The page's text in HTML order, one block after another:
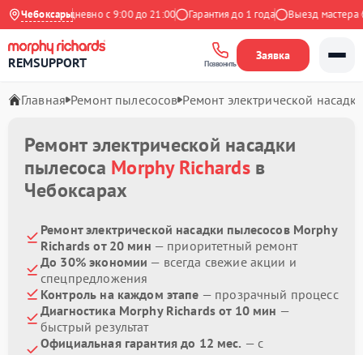
Чебоксары
Ежедневно с 9:00 до 21:00 Гарантия до 1 года Выезд мастера
REMSUPPORT Позвонить
Заявка
Главная Ремонт пылесосов Ремонт электрической
Ремонт электрической насадки
пылесоса Morphy Richardsв
Чебоксарах
Ремонт электрической насадки пылесосов Morphy
Richards от 20 мин — приоритетный ремонт
До 30% экономии — всегда свежие акции и
спецпредложения
Контроль на каждом этапе — прозрачный процесс
Диагностика Morphy Richards от 10 мин —
быстрый результат
Официальная гарантия до 12 мес. — с